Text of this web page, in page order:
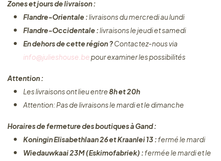
Zones et jours de livraison :
Flandre-Orientale :livraisons du mercredi au lundi
Flandre-Occidentale :livraisons le jeudi et samedi
En dehors de cette région ?Contactez-nous via
info@julieshouse.bepour examiner les possibilités
Attention :
Les livraisons ont lieu entre8h et 20h
Attention: Pas de livraisons le mardi et le dimanche
Horaires de fermeture des boutiques à Gand :
Koningin Elisabethlaan 26 et Kraanlei 13 :fermé le mardi
Wiedauwkaai 23M (Eskimofabriek) :fermée le mardi et le